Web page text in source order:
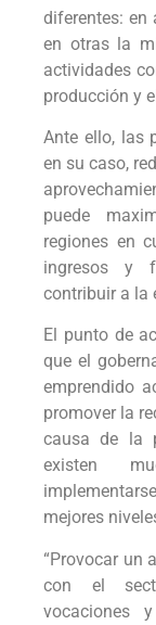
diferentes: en
en otras la
actividades
producción y
Ante ello, las
en su caso,
puede
regiones en
ingresos y
contribuir a la
El punto de
que el
emprendido
promover la
causa de la
existen
mejores
“Provocar un
con el
vocaciones